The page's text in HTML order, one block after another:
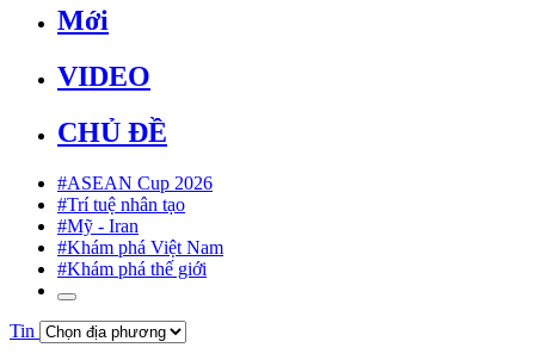
Mới
VIDEO
CHỦ ĐỀ
#ASEAN Cup 2026
#Trí tuệ nhân tạo
#Mỹ - Iran
#Khám phá Việt Nam
#Khám phá thế giới
Tin